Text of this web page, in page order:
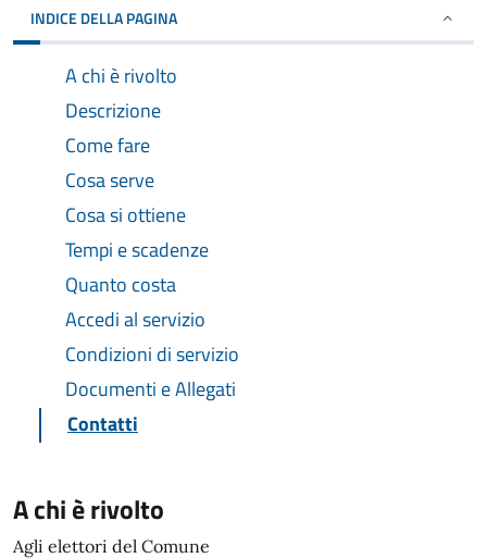
INDICE DELLA PAGINA
A chi è rivolto
Descrizione
Come fare
Cosa serve
Cosa si ottiene
Tempi e scadenze
Quanto costa
Accedi al servizio
Condizioni di servizio
Documenti e Allegati
Contatti
A chi è rivolto
Agli elettori del Comune